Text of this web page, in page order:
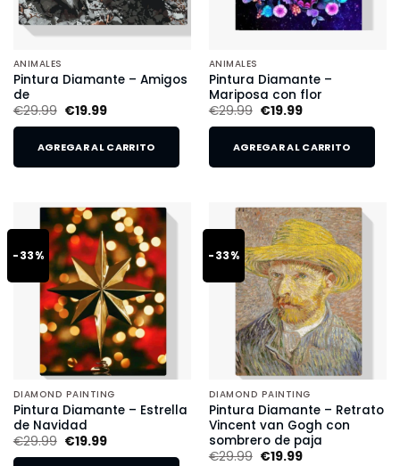
ANIMALES
Pintura Diamante – Amigos
de
€29.99 €19.99
AGREGAR AL CARRITO
ANIMALES
Pintura Diamante –
Mariposa con flor
€29.99 €19.99
AGREGAR AL CARRITO
-33%
DIAMOND PAINTING
Pintura Diamante – Estrella
de Navidad
€29.99 €19.99
-33%
DIAMOND PAINTING
Pintura Diamante – Retrato
Vincent van Gogh con
sombrero de paja
€29.99 €19.99